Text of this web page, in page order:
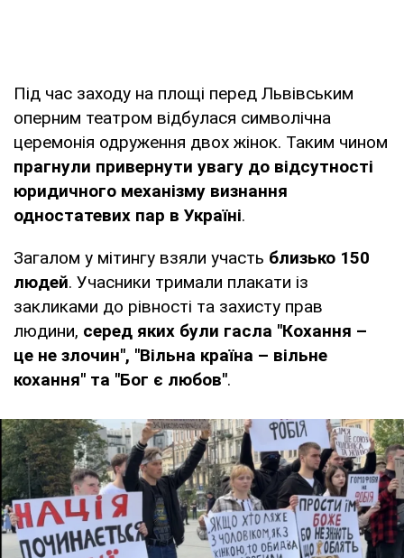
Під час заходу на площі перед Львівським
оперним театром відбулася символічна
церемонія одруження двох жінок. Таким чином
прагнули привернути увагу до відсутності
юридичного механізму визнання
одностатевих пар в Україні.
Загалом у мітингу взяли участь близько 150
людей. Учасники тримали плакати із
закликами до рівності та захисту прав
людини, серед яких були гасла "Кохання –
це не злочин", "Вільна країна – вільне
кохання" та "Бог є любов".